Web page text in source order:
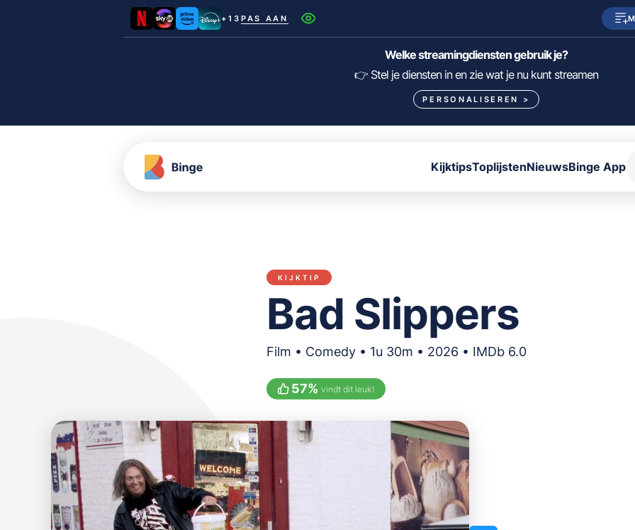
+13 PAS AAN
Netflix SkyShowtime Prime Video
HBO Max NPO Start
Pathé Thuis
Welke streamingdiensten gebruik je?
👉 Stel je diensten in en zie wat je nu kunt streamen
PERSONALISEREN >
KijktipsToplijstenNieuwsBinge App
KIJKTIP
Bad Slippers
Film • Comedy • 1u 30m • 2026 • IMDb 6.0
57% vindt dit leuk!